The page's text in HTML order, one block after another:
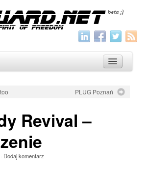
PLUG Poznań
Revival –
Dodaj komentarz